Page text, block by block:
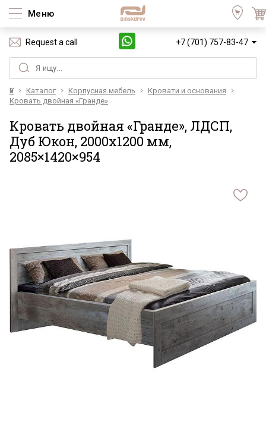
Меню
Request a call +7 (701) 757-83-47
Үй Каталог Корпусная мебель
Кровати и основания
Кровать двойная «Гранде»
Кровать двойная «Гранде», ЛДСП,
Дуб Юкон, 2000х1200 мм,
2085×1420×954